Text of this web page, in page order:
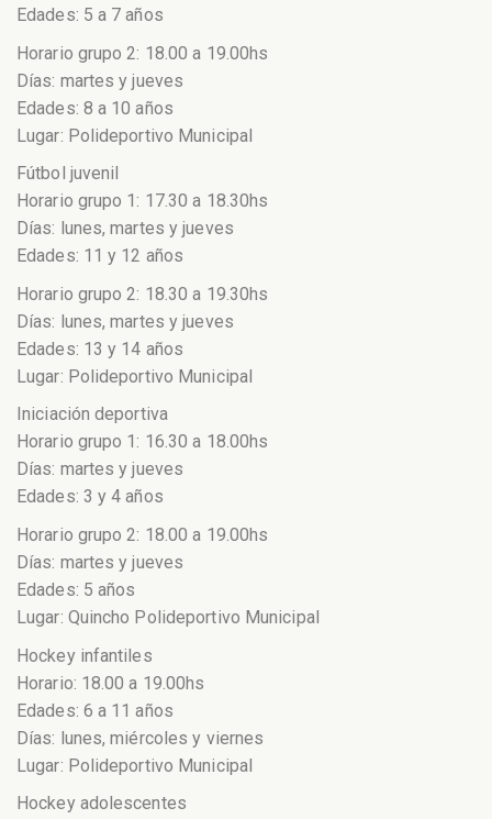
Edades: 5 a 7 años
Horario grupo 2: 18.00 a 19.00hs
Días: martes y jueves
Edades: 8 a 10 años
Lugar: Polideportivo Municipal
Fútbol juvenil
Horario grupo 1: 17.30 a 18.30hs
Días: lunes, martes y jueves
Edades: 11 y 12 años
Horario grupo 2: 18.30 a 19.30hs
Días: lunes, martes y jueves
Edades: 13 y 14 años
Lugar: Polideportivo Municipal
Iniciación deportiva
Horario grupo 1: 16.30 a 18.00hs
Días: martes y jueves
Edades: 3 y 4 años
Horario grupo 2: 18.00 a 19.00hs
Días: martes y jueves
Edades: 5 años
Lugar: Quincho Polideportivo Municipal
Hockey infantiles
Horario: 18.00 a 19.00hs
Edades: 6 a 11 años
Días: lunes, miércoles y viernes
Lugar: Polideportivo Municipal
Hockey adolescentes